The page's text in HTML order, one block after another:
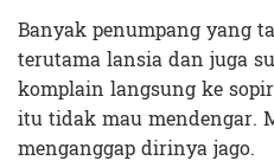
Banyak penumpang yang
terutama lansia dan juga
komplain langsung ke
itu tidak mau mendengar.
menganggap dirinya jago.